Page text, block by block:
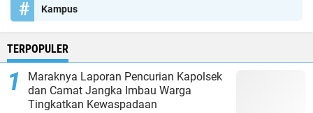
Kampus
TERPOPULER
Maraknya Laporan Pencurian Kapolsek
dan Camat Jangka Imbau Warga
Tingkatkan Kewaspadaan